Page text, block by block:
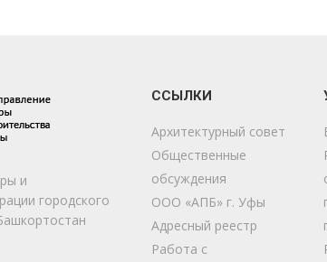
и
городского
ССЫЛКИ
Архитектурный совет
Общественные
обсуждения
ООО «АПБ» г. Уфы
Адресный реестр
Работа с